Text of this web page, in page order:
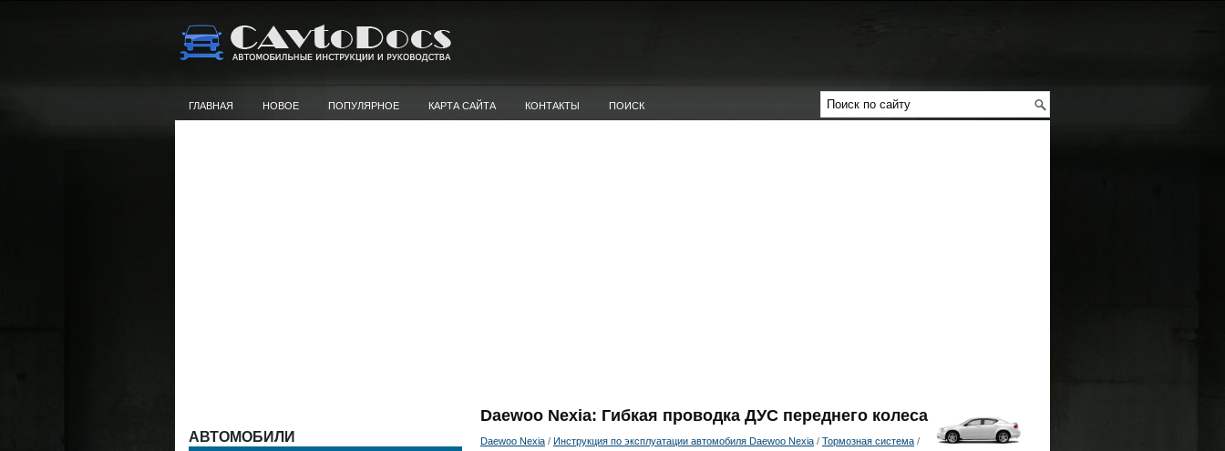
ГЛАВНАЯ НОВОЕ ПОПУЛЯРНОЕ КАРТА САЙТА КОНТАКТЫ ПОИСК
Daewoo Nexia: Гибкая проводка ДУС переднего колеса
Daewoo Nexia / Инструкция по эксплуатации автомобиля Daewoo Nexia / Тормозная система /
АВТОМОБИЛИ